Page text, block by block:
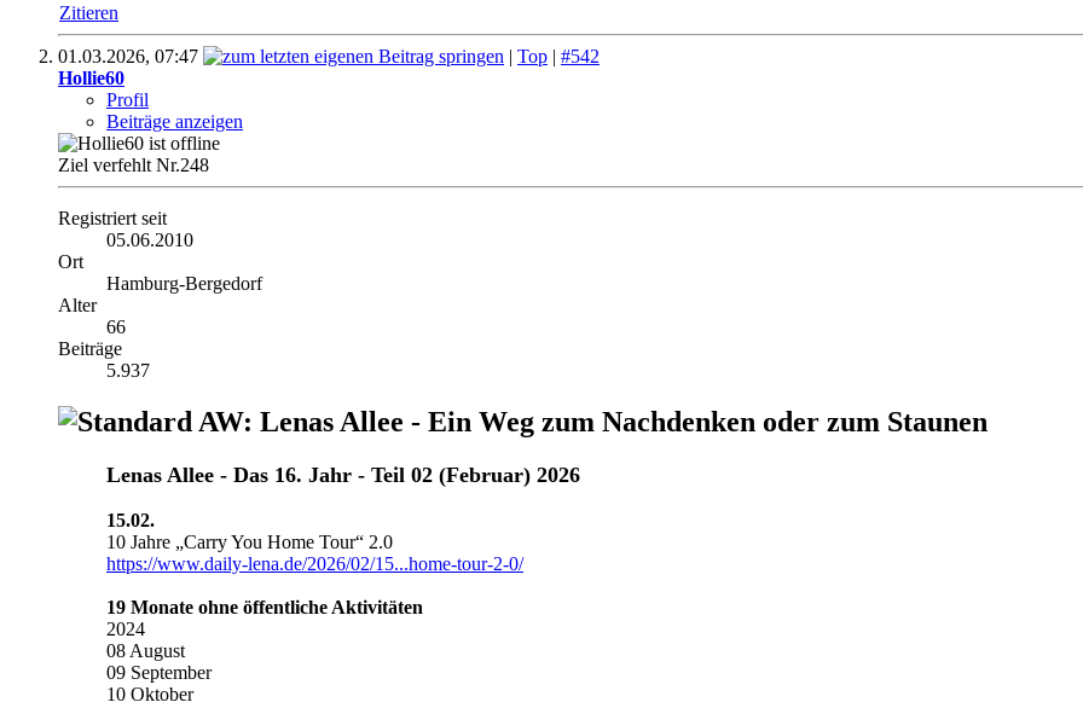
Zitieren
01.03.2026, 07:47 | Top | #542
Hollie60
Profil
Beiträge anzeigen
Ziel verfehlt Nr.248
Registriert seit
05.06.2010
Ort
Hamburg-Bergedorf
Alter
66
Beiträge
5.937
AW: Lenas Allee - Ein Weg zum Nachdenken oder zum Staunen
Lenas Allee ‐ Das 16. Jahr - Teil 02 (Februar) 2026
15.02.
10 Jahre „Carry You Home Tour“ 2.0
https://www.daily-lena.de/2026/02/15...home-tour-2-0/
19 Monate ohne öffentliche Aktivitäten
2024
08 August
09 September
10 Oktober